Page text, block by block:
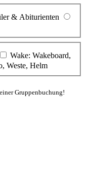
& Abiturienten
Wake: Wakeboard,
Weste, Helm
Gruppenbuchung!